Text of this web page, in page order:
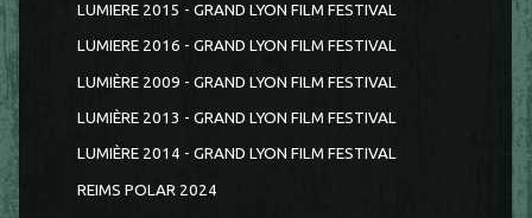
LUMIERE 2015 - GRAND LYON FILM FESTIVAL
LUMIERE 2016 - GRAND LYON FILM FESTIVAL
LUMIÈRE 2009 - GRAND LYON FILM FESTIVAL
LUMIÈRE 2013 - GRAND LYON FILM FESTIVAL
LUMIÈRE 2014 - GRAND LYON FILM FESTIVAL
REIMS POLAR 2024